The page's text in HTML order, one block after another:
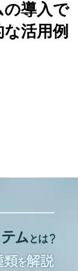
の導入で
活用例